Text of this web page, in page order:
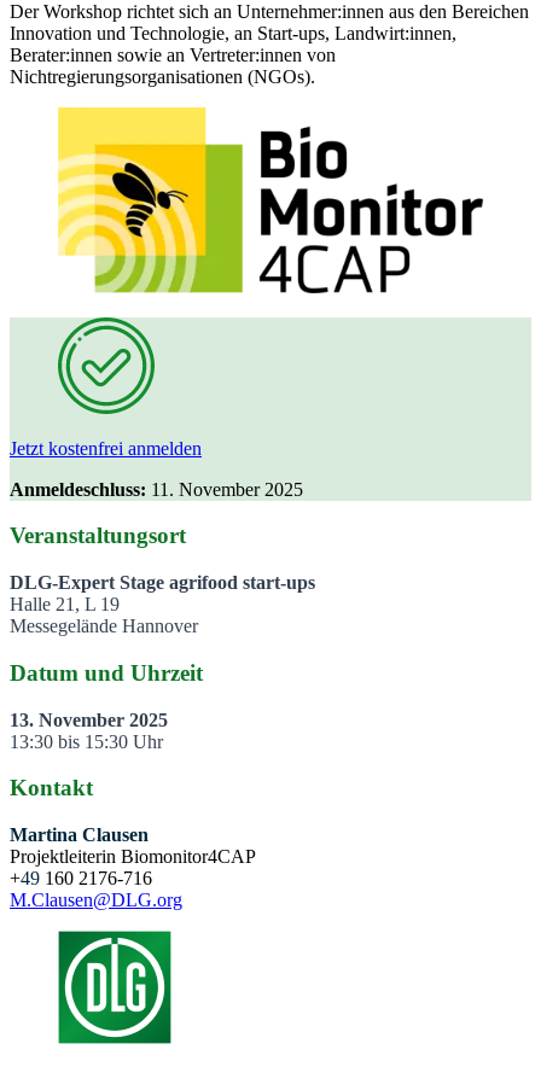
Der Workshop richtet sich an Unternehmer:innen aus den Bereichen
Innovation und Technologie, an Start-ups, Landwirt:innen,
Berater:innen sowie an Vertreter:innen von
Nichtregierungsorganisationen (NGOs).
Jetzt kostenfrei anmelden
Anmeldeschluss: 11. November 2025
Veranstaltungsort
DLG-Expert Stage agrifood start-ups
Halle 21, L 19
Messegelände Hannover
Datum und Uhrzeit
13. November 2025
13:30 bis 15:30 Uhr
Kontakt
Martina Clausen
Projektleiterin Biomonitor4CAP
+49 160 2176-716
M.Clausen@DLG.org